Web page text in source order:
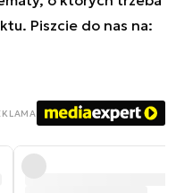
Piszcie do nas na: